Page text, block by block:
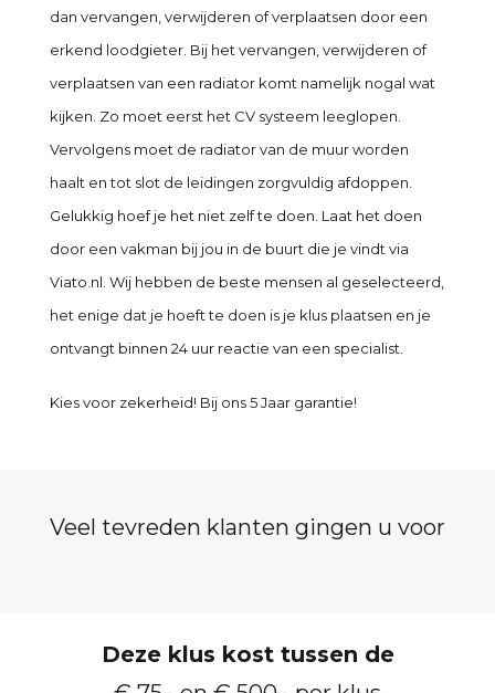
dan vervangen, verwijderen of verplaatsen door een
erkend loodgieter. Bij het vervangen, verwijderen of
verplaatsen van een radiator komt namelijk nogal wat
kijken. Zo moet eerst het CV systeem leeglopen.
Vervolgens moet de radiator van de muur worden
haalt en tot slot de leidingen zorgvuldig afdoppen.
Gelukkig hoef je het niet zelf te doen. Laat het doen
door een vakman bij jou in de buurt die je vindt via
Viato.nl. Wij hebben de beste mensen al geselecteerd,
het enige dat je hoeft te doen is je klus plaatsen en je
ontvangt binnen 24 uur reactie van een specialist.
Kies voor zekerheid! Bij ons 5 Jaar garantie!
Veel tevreden klanten gingen u voor
Deze klus kost tussen de